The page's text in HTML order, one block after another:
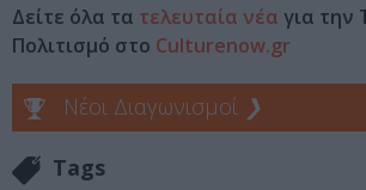
Δείτε όλα τα τελευταία νέα για την
Πολιτισμό στο Culturenow.gr
Νέοι Διαγωνισμοί ❯
Tags